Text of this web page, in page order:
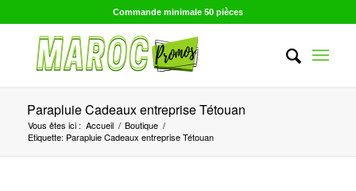
Commande minimale 50 pièces
Parapluie Cadeaux entreprise Tétouan
Vous êtes ici : Accueil / Boutique /
Etiquette: Parapluie Cadeaux entreprise Tétouan